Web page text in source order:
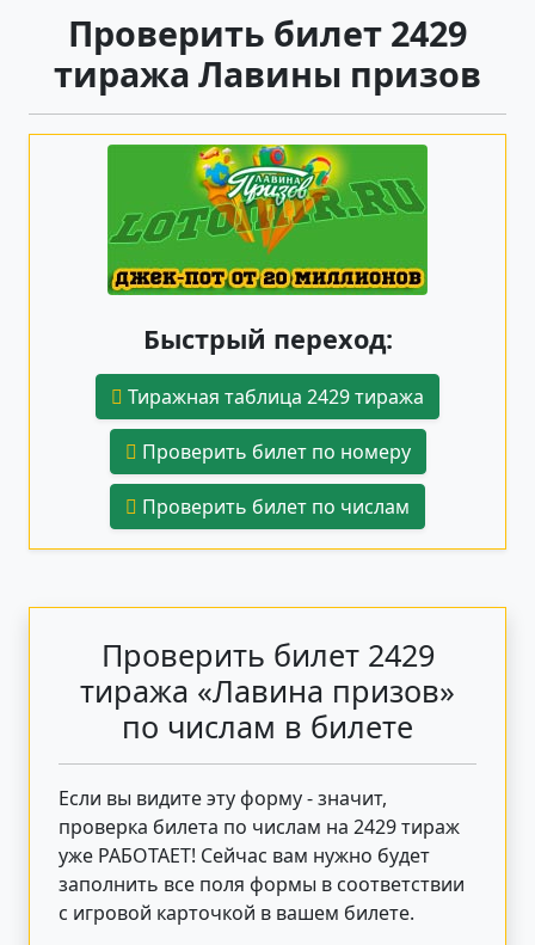
Проверить билет 2429
тиража Лавины призов
Быстрый переход:
Тиражная таблица 2429 тиража
Проверить билет по номеру
Проверить билет по числам
Проверить билет 2429
тиража «Лавина призов»
по числам в билете
Если вы видите эту форму - значит,
проверка билета по числам на 2429 тираж
уже РАБОТАЕТ! Сейчас вам нужно будет
заполнить все поля формы в соответствии
с игровой карточкой в вашем билете.